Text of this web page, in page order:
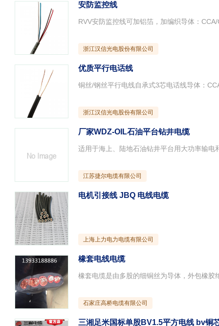
安防监控线
RVV安防监控线可加铝箔，加编织导体：
浙江汉信光电股份有限公司
优质平行电话线
铜丝/钢丝平行电线自承式3芯电话线导体：
浙江汉信光电股份有限公司
厂家WDZ-OIL石油平台钻井电缆
江苏捷尔电缆有限公司
电机引接线 JBQ 电线电缆
上海上力电力电缆有限公司
橡套电线电缆
石家庄高桥电缆有限公司
三湘足米国标单股BV1.5平方电线 bv铜